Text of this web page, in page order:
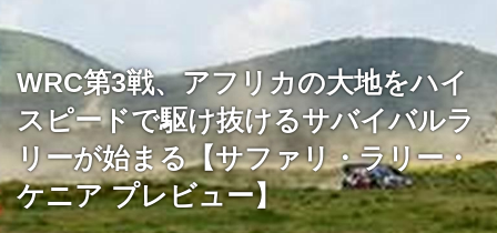
WRC第3戦、アフリカの大地をハイ
スピードで駆け抜けるサバイバルラ
リーが始まる【サファリ・ラリー・
ケニア プレビュー】